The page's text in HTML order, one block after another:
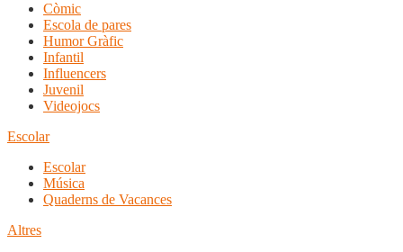
Còmic
Escola de pares
Humor Gràfic
Infantil
Influencers
Juvenil
Videojocs
Escolar
Escolar
Música
Quaderns de Vacances
Altres